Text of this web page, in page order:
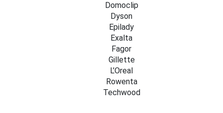
Domoclip
Dyson
Epilady
Exalta
Fagor
Gillette
L’Oreal
Rowenta
Techwood